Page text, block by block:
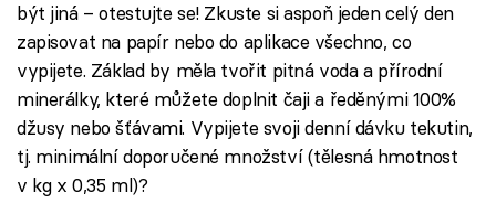
být jiná – otestujte se! Zkuste si aspoň jeden celý den
zapisovat na papír nebo do aplikace všechno, co
vypijete. Základ by měla tvořit pitná voda a přírodní
minerálky, které můžete doplnit čaji a ředěnými 100%
džusy nebo šťávami. Vypijete svoji denní dávku tekutin,
tj. minimální doporučené množství (tělesná hmotnost
v kg x 0,35 ml)?